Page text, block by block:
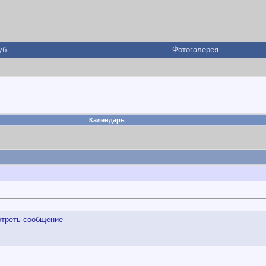
Фотогалерея
Календарь